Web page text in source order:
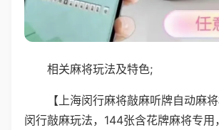
相关麻将玩法及特色;
【上海闵行麻将敲麻听牌自动麻
闵行敲麻玩法，144张含花牌麻将专用